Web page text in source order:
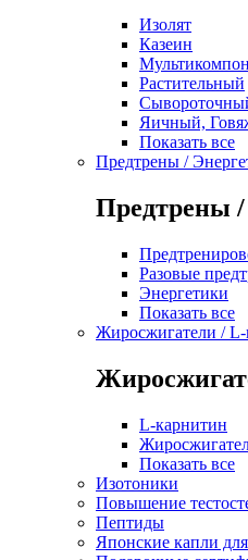
Изолят
Казеин
Растительный
Яичный,
Показать все
Предтрены /
Предтрены
Разовые
Энергетики
Показать все
Жиросжигатели / L-
L-карнитин
Показать все
Изотоники
Повышение
Пептиды
Японские капли для